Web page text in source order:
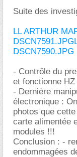
Suite des
LL ARTHUR
DSCN7591.JPG
DSCN7590.JPG
- Contrôle du
et fonctionne
- Dernière
électronique :
photos que
carte alimentée
modules !!!
Conclusion : -
endommagées